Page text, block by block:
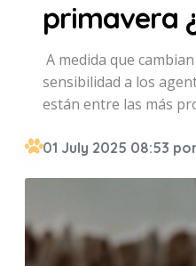
primavera
A medida que
sensibilidad a los
están entre las más
01 July 2025 08:53